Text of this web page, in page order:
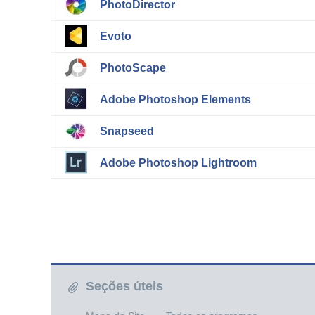
PhotoDirector
Evoto
PhotoScape
Adobe Photoshop Elements
Snapseed
Adobe Photoshop Lightroom
Seções úteis